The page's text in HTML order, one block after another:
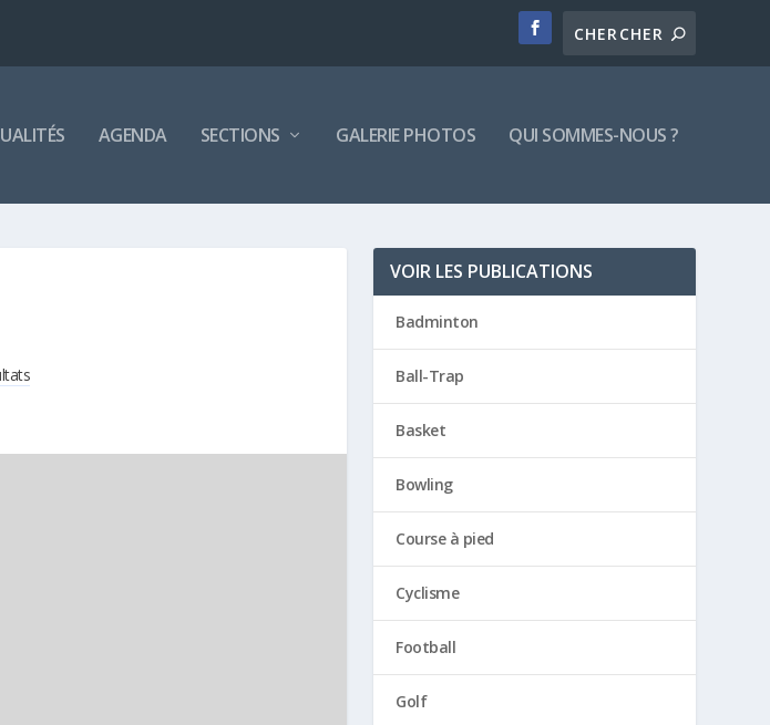
AGENDA SECTIONS GALERIE PHOTOS QUI SOMMES-NOUS ?
VOIR LES PUBLICATIONS
Badminton
Ball-Trap
Basket
Bowling
Course à pied
Cyclisme
Football
Golf